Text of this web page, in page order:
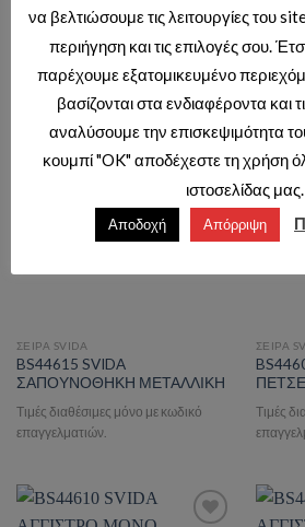
επαγγελματιών.
Add to wishlist
ΣΕΙΡΑ SVIDA
BS44615 SVIDA
ΣΑΠΟΥΝΟΘΗΚΗ ΜΕΤΑΛΛΙΚΗ
Τιμές διαθέσιμες μόνο με κωδικό
επαγγελματιών.
ΣΕΙΡΑ
Τιμές
να βελτιώσουμε τις λειτουργίες του
περιήγηση και τις επιλογές σου.
παρέχουμε εξατομικευμένο
βασίζονται στα ενδιαφέροντα και
αναλύσουμε την επισκεψιμότητα
κουμπί "OK" αποδέχεστε τη χρήση
ιστοσελίδας μας.
Αποδοχή Απόρριψη